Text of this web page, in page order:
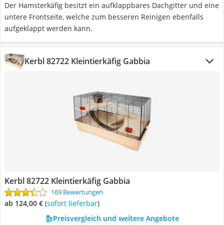
Der Hamsterkäfig besitzt ein aufklappbares Dachgitter und eine
untere Frontseite, welche zum besseren Reinigen ebenfalls
aufgeklappt werden kann.
Kerbl 82722 Kleintierkäfig Gabbia
Kerbl 82722 Kleintierkäfig Gabbia
169 Bewertungen
ab 124,00 € ( Sofort lieferbar)
Preisvergleich und weitere Angebote